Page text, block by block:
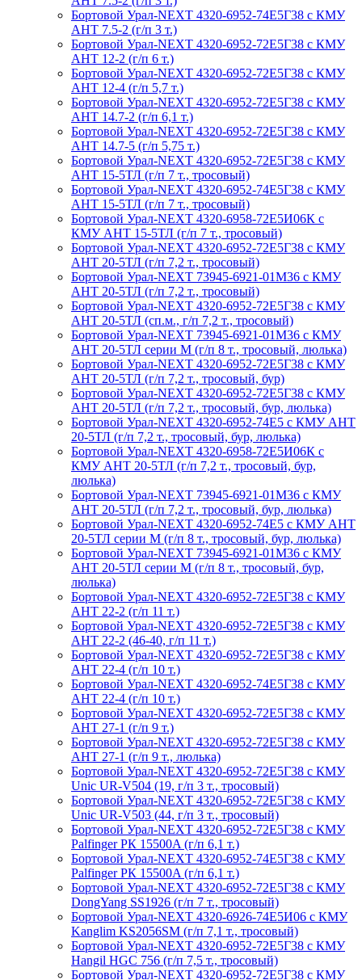
Бортовой Урал-NEXT 4320-6952-74Е5Г38 с КМУ
АНТ 7.5-2 (г/п 3 т.)
Бортовой Урал-NEXT 4320-6952-72Е5Г38 с КМУ
АНТ 12-2 (г/п 6 т.)
Бортовой Урал-NEXT 4320-6952-72Е5Г38 с КМУ
АНТ 12-4 (г/п 5,7 т.)
Бортовой Урал-NEXT 4320-6952-72Е5Г38 с КМУ
АНТ 14.7-2 (г/п 6,1 т.)
Бортовой Урал-NEXT 4320-6952-72Е5Г38 с КМУ
АНТ 14.7-5 (г/п 5,75 т.)
Бортовой Урал-NEXT 4320-6952-72Е5Г38 с КМУ
АНТ 15-5ТЛ (г/п 7 т., тросовый)
Бортовой Урал-NEXT 4320-6952-74Е5Г38 с КМУ
АНТ 15-5ТЛ (г/п 7 т., тросовый)
Бортовой Урал-NEXT 4320-6958-72Е5И06К с
КМУ АНТ 15-5ТЛ (г/п 7 т., тросовый)
Бортовой Урал-NEXT 4320-6952-72Е5Г38 с КМУ
АНТ 20-5ТЛ (г/п 7,2 т., тросовый)
Бортовой Урал-NEXT 73945-6921-01М36 с КМУ
АНТ 20-5ТЛ (г/п 7,2 т., тросовый)
Бортовой Урал-NEXT 4320-6952-72Е5Г38 с КМУ
АНТ 20-5ТЛ (сп.м., г/п 7,2 т., тросовый)
Бортовой Урал-NEXT 73945-6921-01М36 с КМУ
АНТ 20-5ТЛ серии М (г/п 8 т., тросовый, люлька)
Бортовой Урал-NEXT 4320-6952-72Е5Г38 с КМУ
АНТ 20-5ТЛ (г/п 7,2 т., тросовый, бур)
Бортовой Урал-NEXT 4320-6952-72Е5Г38 с КМУ
АНТ 20-5ТЛ (г/п 7,2 т., тросовый, бур, люлька)
Бортовой Урал-NEXT 4320-6952-74Е5 с КМУ АНТ
20-5ТЛ (г/п 7,2 т., тросовый, бур, люлька)
Бортовой Урал-NEXT 4320-6958-72Е5И06К с
КМУ АНТ 20-5ТЛ (г/п 7,2 т., тросовый, бур,
люлька)
Бортовой Урал-NEXT 73945-6921-01М36 с КМУ
АНТ 20-5ТЛ (г/п 7,2 т., тросовый, бур, люлька)
Бортовой Урал-NEXT 4320-6952-74Е5 с КМУ АНТ
20-5ТЛ серии М (г/п 8 т., тросовый, бур, люлька)
Бортовой Урал-NEXT 73945-6921-01М36 с КМУ
АНТ 20-5ТЛ серии М (г/п 8 т., тросовый, бур,
люлька)
Бортовой Урал-NEXT 4320-6952-72Е5Г38 с КМУ
АНТ 22-2 (г/п 11 т.)
Бортовой Урал-NEXT 4320-6952-72Е5Г38 с КМУ
АНТ 22-2 (46-40, г/п 11 т.)
Бортовой Урал-NEXT 4320-6952-72Е5Г38 с КМУ
АНТ 22-4 (г/п 10 т.)
Бортовой Урал-NEXT 4320-6952-74Е5Г38 с КМУ
АНТ 22-4 (г/п 10 т.)
Бортовой Урал-NEXT 4320-6952-72Е5Г38 с КМУ
АНТ 27-1 (г/п 9 т.)
Бортовой Урал-NEXT 4320-6952-72Е5Г38 с КМУ
АНТ 27-1 (г/п 9 т., люлька)
Бортовой Урал-NEXT 4320-6952-72Е5Г38 с КМУ
Unic UR-V504 (19, г/п 3 т., тросовый)
Бортовой Урал-NEXT 4320-6952-72Е5Г38 с КМУ
Unic UR-V503 (44, г/п 3 т., тросовый)
Бортовой Урал-NEXT 4320-6952-72Е5Г38 с КМУ
Palfinger РК 15500A (г/п 6,1 т.)
Бортовой Урал-NEXT 4320-6952-74Е5Г38 с КМУ
Palfinger РК 15500A (г/п 6,1 т.)
Бортовой Урал-NEXT 4320-6952-72Е5Г38 с КМУ
DongYang SS1926 (г/п 7 т., тросовый)
Бортовой Урал-NEXT 4320-6926-74Е5И06 с КМУ
Kanglim KS2056SM (г/п 7,1 т., тросовый)
Бортовой Урал-NEXT 4320-6952-72Е5Г38 с КМУ
Hangil HGC 756 (г/п 7,5 т., тросовый)
Бортовой Урал-NEXT 4320-6952-72Е5Г38 с КМУ